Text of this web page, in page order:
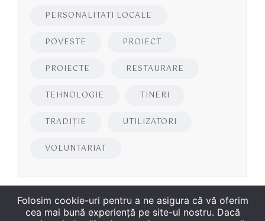
PERSONALITATI LOCALE
POVESTE PROIECT
PROIECTE RESTAURARE
TEHNOLOGIE TINERI
TRADIȚIE UTILIZATORI
VOLUNTARIAT
Folosim cookie-uri pentru a ne asigura că vă oferim
cea mai bună experiență pe site-ul nostru. Dacă